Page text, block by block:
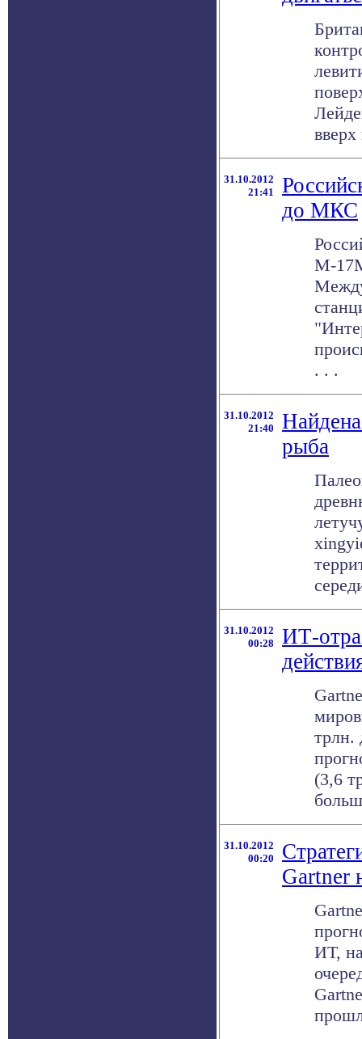
31.10.2012
21:41
до МКС
М-
. . .
31.10.2012
21:40
рыба
31.10.2012
00:28
ИТ-
трлн.
(3,6
31.10.2012
00:20
Gartner
ИТ,